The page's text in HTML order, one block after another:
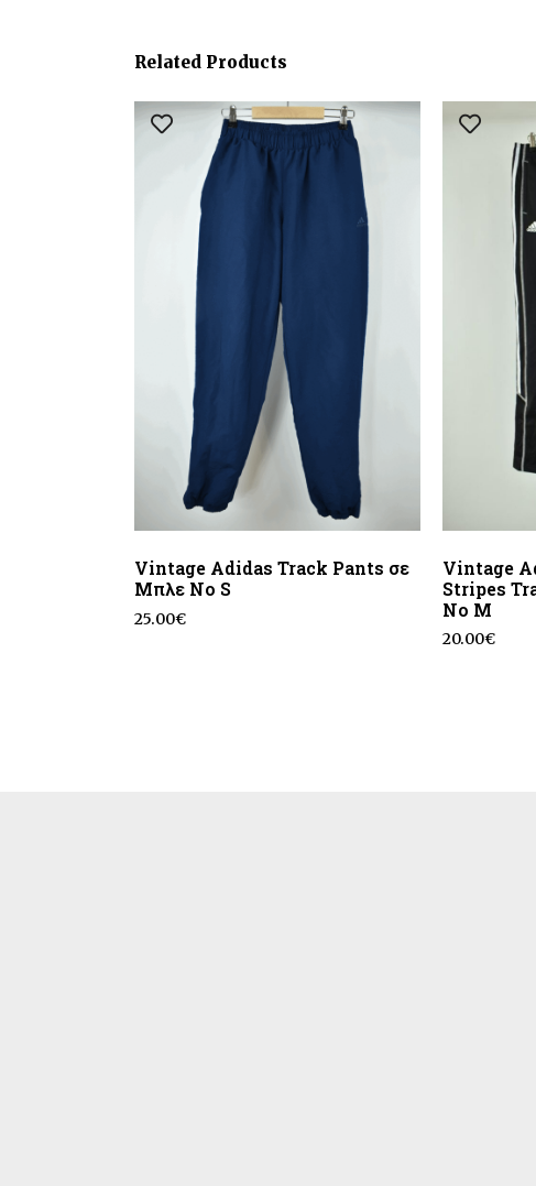
Related Products
Vintage Adidas Track Pants σε
Μπλε No S
25.00€
Vintage
Stripes
No M
20.00€